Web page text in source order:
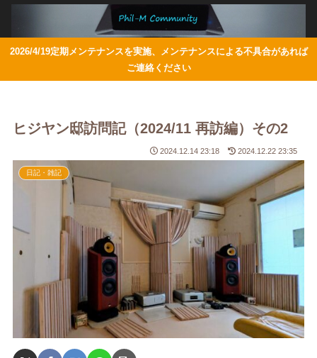
2026/4/19定期メンテナンスを実施、メンテナンスによる不具合があれば
ご連絡ください
ヒジヤン邸訪問記（2024/11 再訪編）その2
2024.12.14 23:18 2024.12.22 23:35
日記・雑記